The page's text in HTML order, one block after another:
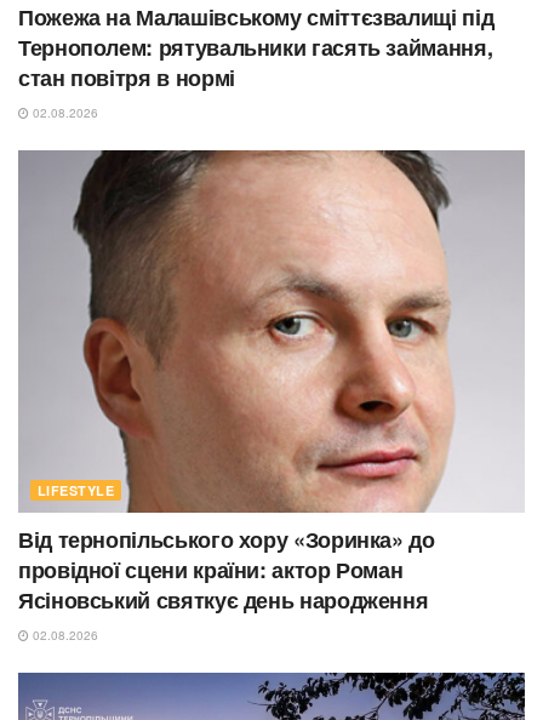
Пожежа на Малашівському сміттєзвалищі під
Тернополем: рятувальники гасять займання,
стан повітря в нормі
02.08.2026
LIFESTYLE
Від тернопільського хору «Зоринка» до
провідної сцени країни: актор Роман
Ясіновський святкує день народження
02.08.2026